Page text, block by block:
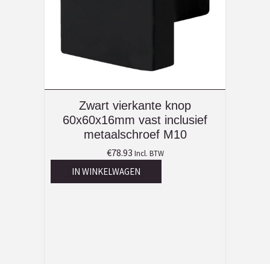
Zwart vierkante knop
60x60x16mm vast inclusief
metaalschroef M10
€78.93 Incl. BTW
IN WINKELWAGEN